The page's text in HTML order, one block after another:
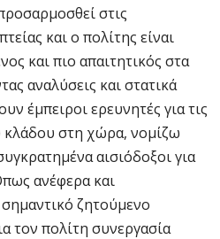
στις
και ο πολίτης είναι
και πιο απαιτητικός στα
αναλύσεις και στατικά
έμπειροι ερευνητές για τις
κλάδου στη χώρα, νομίζω
αισιόδοξοι για
ανέφερα και
ζητούμενο
τον πολίτη συνεργασία